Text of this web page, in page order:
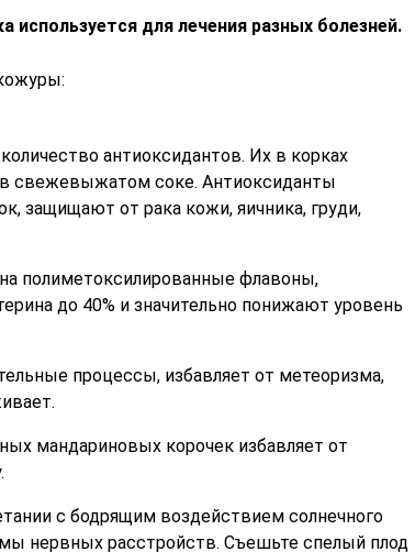
используется для лечения разных болезней.
антиоксидантов. Их в корках
свежевыжатом соке. Антиоксиданты
защищают от рака кожи, яичника, груди,
полиметоксилированные флавоны,
до 40% и значительно понижают уровень
процессы, избавляет от метеоризма,
мандариновых корочек избавляет от
с бодрящим воздействием солнечного
нервных расстройств. Съешьте спелый плод